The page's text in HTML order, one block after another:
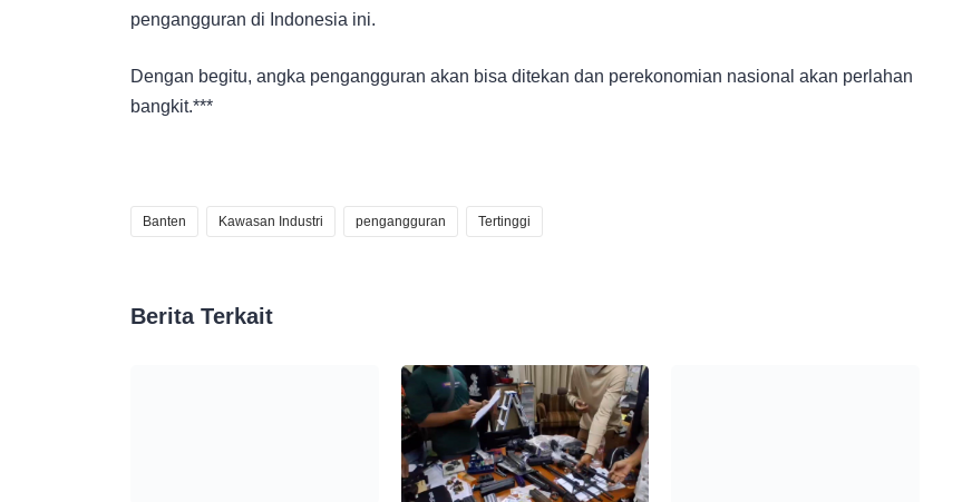
pengangguran di Indonesia ini.
Dengan begitu, angka pengangguran akan bisa ditekan dan perekonomian nasional akan perlahan
bangkit.***
Banten Kawasan Industri pengangguran Tertinggi
Berita Terkait